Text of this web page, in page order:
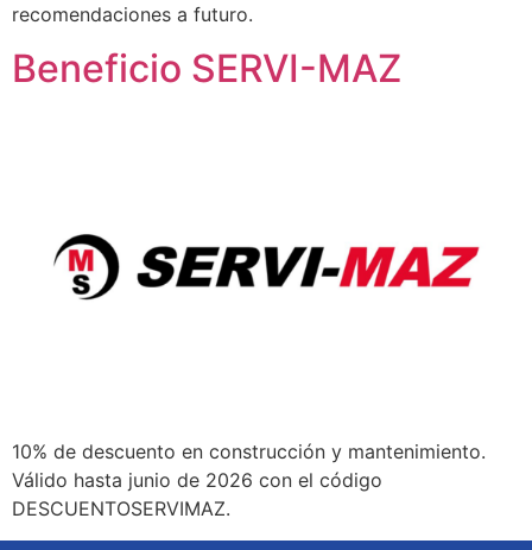
recomendaciones a futuro.
Beneficio SERVI-MAZ
10% de descuento en construcción y mantenimiento.
Válido hasta junio de 2026 con el código
DESCUENTOSERVIMAZ.